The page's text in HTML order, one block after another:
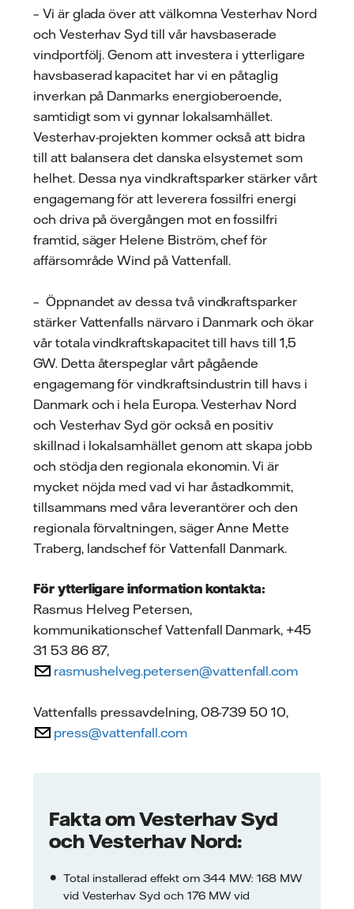
– Vi är glada över att välkomna Vesterhav Nord
och Vesterhav Syd till vår havsbaserade
vindportfölj. Genom att investera i ytterligare
havsbaserad kapacitet har vi en påtaglig
inverkan på Danmarks energioberoende,
samtidigt som vi gynnar lokalsamhället.
Vesterhav-projekten kommer också att bidra
till att balansera det danska elsystemet som
helhet. Dessa nya vindkraftsparker stärker vårt
engagemang för att leverera fossilfri energi
och driva på övergången mot en fossilfri
framtid, säger Helene Biström, chef för
affärsområde Wind på Vattenfall.
– Öppnandet av dessa två vindkraftsparker
stärker Vattenfalls närvaro i Danmark och ökar
vår totala vindkraftskapacitet till havs till 1,5
GW. Detta återspeglar vårt pågående
engagemang för vindkraftsindustrin till havs i
Danmark och i hela Europa. Vesterhav Nord
och Vesterhav Syd gör också en positiv
skillnad i lokalsamhället genom att skapa jobb
och stödja den regionala ekonomin. Vi är
mycket nöjda med vad vi har åstadkommit,
tillsammans med våra leverantörer och den
regionala förvaltningen, säger Anne Mette
Traberg, landschef för Vattenfall Danmark.
För ytterligare information kontakta:
Rasmus Helveg Petersen,
kommunikationschef Vattenfall Danmark, +45
31 53 86 87,
rasmushelveg.petersen@vattenfall.com
Vattenfalls pressavdelning, 08-739 50 10,
press@vattenfall.com
Fakta om Vesterhav Syd
och Vesterhav Nord:
Total installerad effekt om 344 MW: 168 MW
vid Vesterhav Syd och 176 MW vid